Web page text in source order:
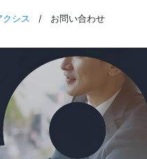
クシス お問い合わせ